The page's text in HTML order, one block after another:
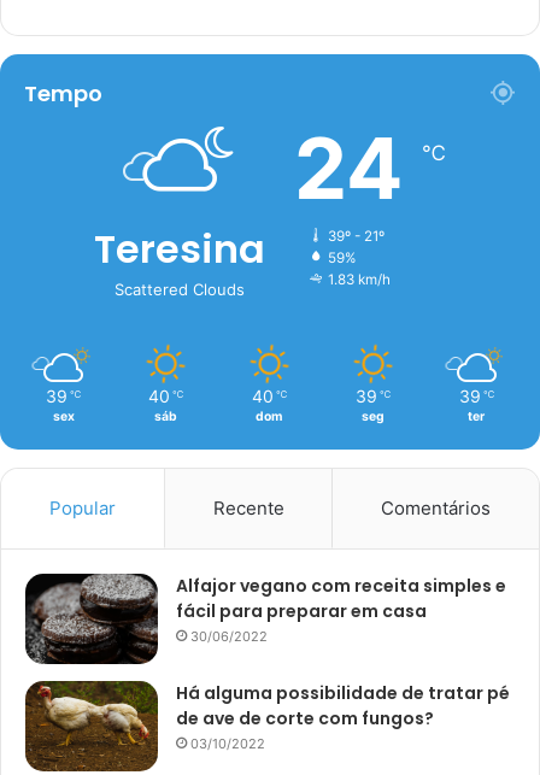
Tempo
Teresina
Scattered Clouds
24 ℃
39º - 21º
59%
1.83 km/h
39 ℃
sex
40 ℃
sáb
40 ℃
dom
39 ℃
seg
39 ℃
ter
Popular Recente Comentários
Alfajor vegano com receita simples e
fácil para preparar em casa
30/06/2022
Há alguma possibilidade de tratar pé
de ave de corte com fungos?
03/10/2022